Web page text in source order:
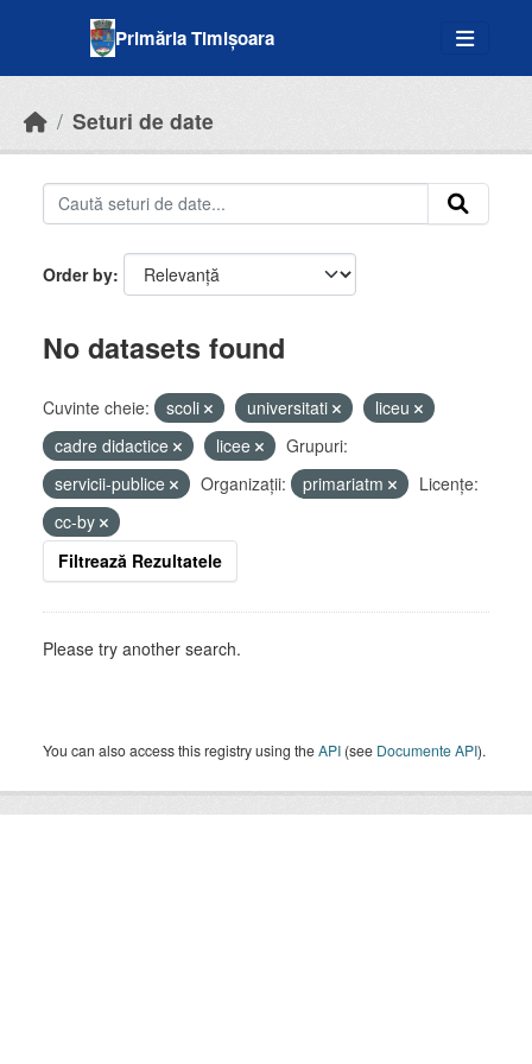
Primăria Timișoara
Seturi de date
Order by
No datasets found
Cuvinte cheie: scoli universitati
liceu
cadre didactice
licee
Grupuri:
servicii-publice
Organizații: primariatm
Licenţe:
cc-by
Filtrează Rezultatele
Please try another search.
You can also access this registry using theAPI (see Documente API).